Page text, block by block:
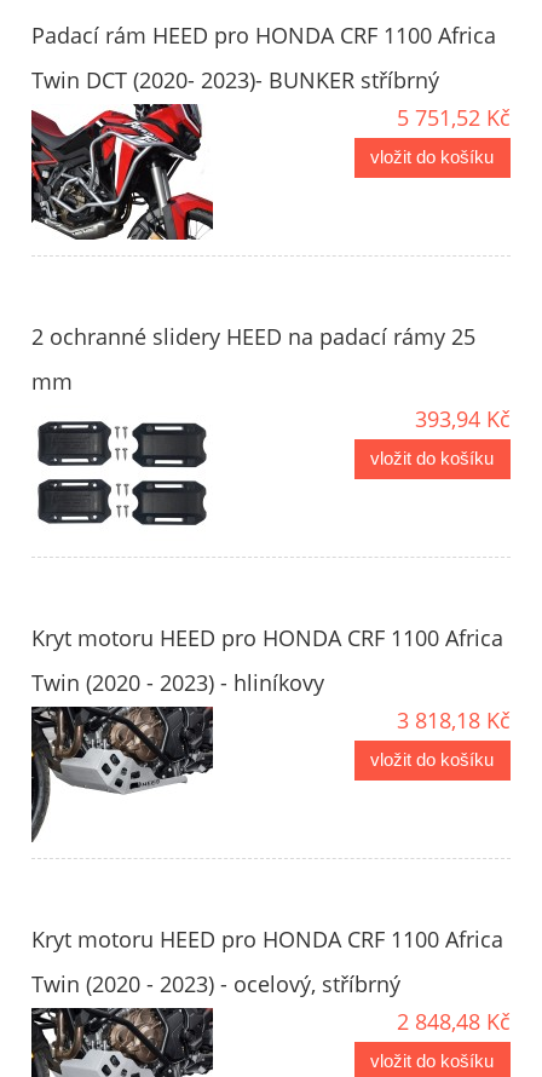
Padací rám HEED pro HONDA CRF 1100 Africa
Twin DCT (2020- 2023)- BUNKER stříbrný
5 751,52 Kč
vložit do košíku
2 ochranné slidery HEED na padací rámy 25
mm
393,94 Kč
vložit do košíku
Kryt motoru HEED pro HONDA CRF 1100 Africa
Twin (2020 - 2023) - hliníkovy
3 818,18 Kč
vložit do košíku
Kryt motoru HEED pro HONDA CRF 1100 Africa
Twin (2020 - 2023) - ocelový, stříbrný
2 848,48 Kč
vložit do košíku